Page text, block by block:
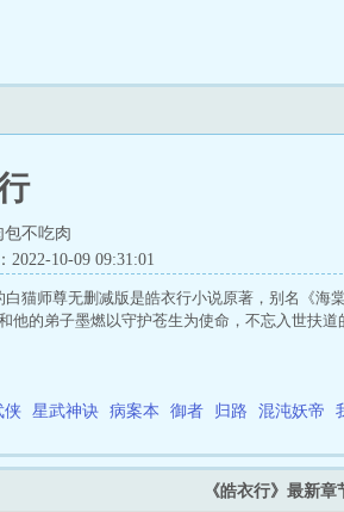
不吃肉
2022-10-09 09:31:01
白猫师尊无删减版是皓衣行小说原著，别名《海
他的弟子墨燃以守护苍生为使命，不忘入世扶道
侠 星武神诀 病案本 御者 归路 混沌妖帝
《皓衣行》最新章